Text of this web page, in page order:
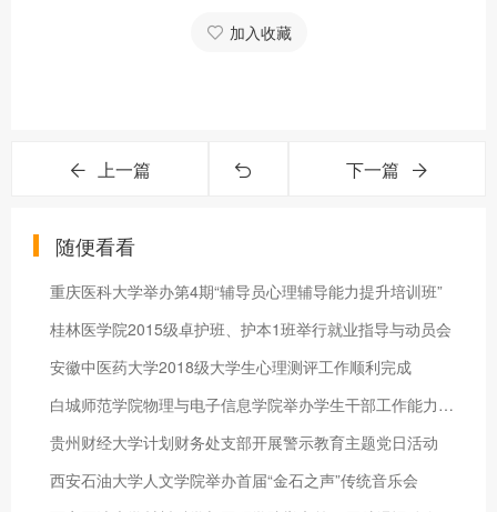
加入收藏
上一篇 下一篇
随便看看
重庆医科大学举办第4期“辅导员心理辅导能力提升培训班”
桂林医学院2015级卓护班、护本1班举行就业指导与动员会
安徽中医药大学2018级大学生心理测评工作顺利完成
白城师范学院物理与电子信息学院举办学生干部工作能力提升培训班
贵州财经大学计划财务处支部开展警示教育主题党日活动
西安石油大学人文学院举办首届“金石之声”传统音乐会